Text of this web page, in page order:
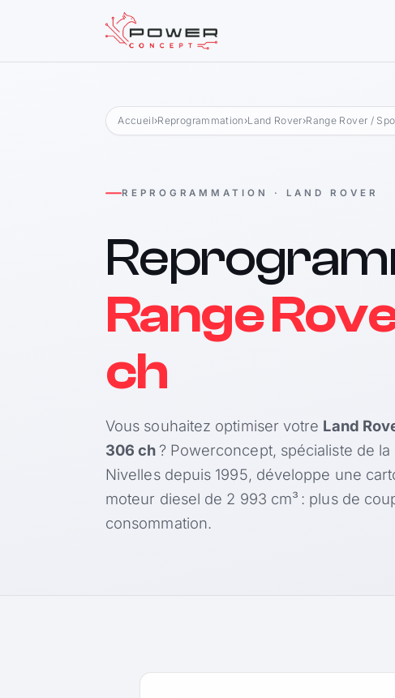
Accueil›Reprogrammation ›Land Rover›Range Rover /
REPROGRAMMATION · LAND ROVER
Range
ch
Vous souhaitez optimiser votre Land
306 ch ? Powerconcept, spécialiste de
Nivelles depuis 1995, développe une
moteur diesel de 2 993 cm³ : plus de
consommation.